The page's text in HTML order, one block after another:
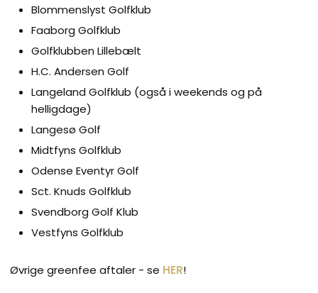
Blommenslyst Golfklub
Faaborg Golfklub
Golfklubben Lillebælt
H.C. Andersen Golf
Langeland Golfklub (også i weekends og på
helligdage)
Langesø Golf
Midtfyns Golfklub
Odense Eventyr Golf
Sct. Knuds Golfklub
Svendborg Golf Klub
Vestfyns Golfklub
Øvrige greenfee aftaler - se HER!